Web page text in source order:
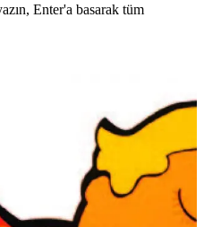
Enter'a basarak tüm